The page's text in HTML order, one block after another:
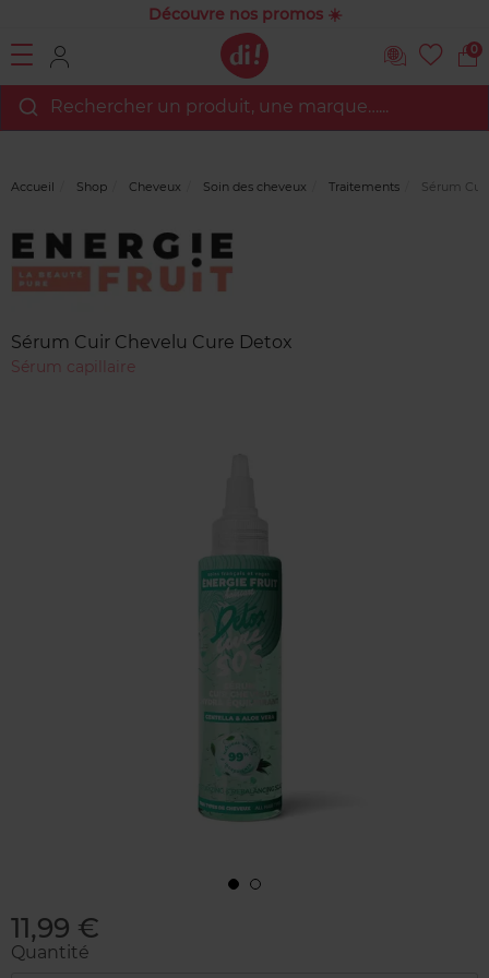
Découvre nos promos ☀️
0
Rechercher un produit, une marque…...
Accueil Shop Cheveux Soin des cheveux Traitements Sérum
Sérum Cuir Chevelu Cure Detox
Sérum capillaire
11,99 €
Quantité